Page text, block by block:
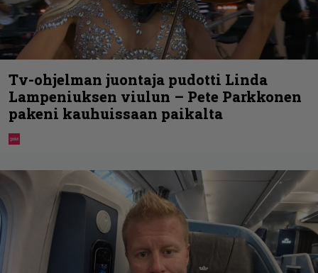
Tv-ohjelman juontaja pudotti Linda
Lampeniuksen viulun – Pete Parkkonen
pakeni kauhuissaan paikalta